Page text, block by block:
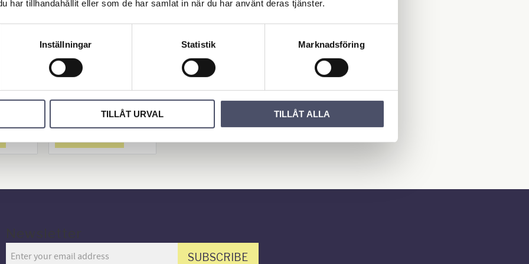
har tillhandahållit eller som de har samlat in när du har använt deras tjänster.
Inställningar Statistik Marknadsföring
TILLÅT URVAL TILLÅT ALLA
stö
HD
För 48
på
Se
Add to favorites
Reservhandtag ti
ll Klämhylsa art.n
55,00KR
Add to favorites
SUBSCRIBE